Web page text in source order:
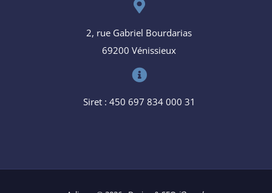
2, rue Gabriel Bourdarias
69200 Vénissieux
Siret : 450 697 834 000 31